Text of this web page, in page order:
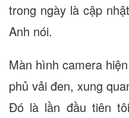
trong ngày là cập
Anh nói.
Màn hình camera
phủ vải đen, xung
Đó là lần đầu tiên